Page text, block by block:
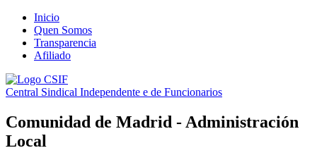
Inicio
Quen Somos
Transparencia
Afiliado
Central Sindical Independente e de Funcionarios
Comunidad de Madrid - Administración
Local